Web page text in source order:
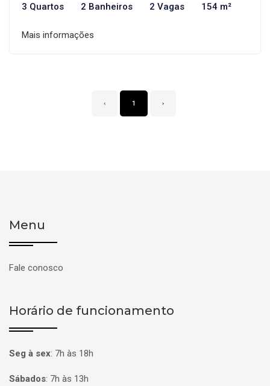
3 Quartos 2 Banheiros 2 Vagas 154 m²
Mais informações
‹ 1 ›
Menu
Fale conosco
Horário de funcionamento
Seg à sex: 7h às 18h
Sábados: 7h às 13h